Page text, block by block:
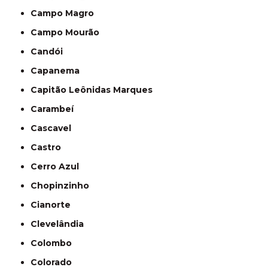
Campo Magro
Campo Mourão
Candói
Capanema
Capitão Leônidas Marques
Carambeí
Cascavel
Castro
Cerro Azul
Chopinzinho
Cianorte
Clevelândia
Colombo
Colorado